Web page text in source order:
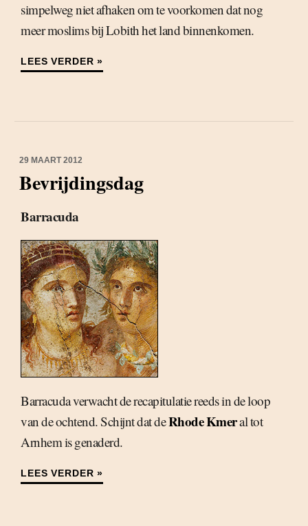
simpelweg niet afhaken om te voorkomen dat nog
meer moslims bij Lobith het land binnenkomen.
LEES VERDER »
29 MAART 2012
Bevrijdingsdag
Barracuda
Barracuda verwacht de recapitulatie reeds in de loop
van de ochtend. Schijnt dat deRhode Kmeral tot
Arnhem is genaderd.
LEES VERDER »